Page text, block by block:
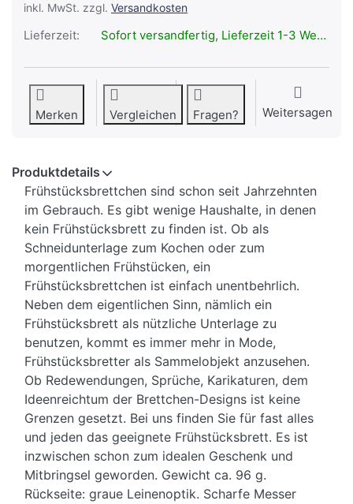
inkl. MwSt. zzgl. Versandkosten
Lieferzeit: Sofort versandfertig, Lieferzeit 1-3 Werktage.
Merken Vergleichen Fragen? Weitersagen
Produktdetails
Frühstücksbrettchen sind schon seit Jahrzehnten
im Gebrauch. Es gibt wenige Haushalte, in denen
kein Frühstücksbrett zu finden ist. Ob als
Schneidunterlage zum Kochen oder zum
morgentlichen Frühstücken, ein
Frühstücksbrettchen ist einfach unentbehrlich.
Neben dem eigentlichen Sinn, nämlich ein
Frühstücksbrett als nützliche Unterlage zu
benutzen, kommt es immer mehr in Mode,
Frühstücksbretter als Sammelobjekt anzusehen.
Ob Redewendungen, Sprüche, Karikaturen, dem
Ideenreichtum der Brettchen-Designs ist keine
Grenzen gesetzt. Bei uns finden Sie für fast alles
und jeden das geeignete Frühstücksbrett. Es ist
inzwischen schon zum idealen Geschenk und
Mitbringsel geworden. Gewicht ca. 96 g.
Rückseite: graue Leinenoptik. Scharfe Messer